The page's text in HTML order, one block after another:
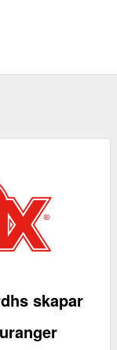
skapar